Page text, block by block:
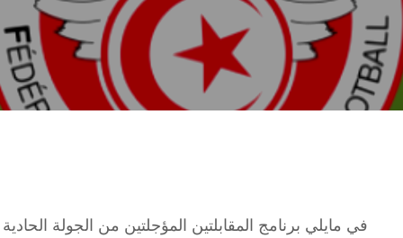
في مايلي برنامج المقابلتين المؤجلتين من الجولة